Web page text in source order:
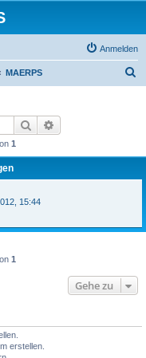
Anmelden
MAERPS
Suche
1
15:44
1
Gehe zu
erstellen.